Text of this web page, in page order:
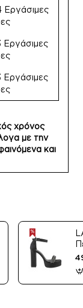
Εργάσιμες
Εργάσιμες
Εργάσιμες
χρόνος
με την
και